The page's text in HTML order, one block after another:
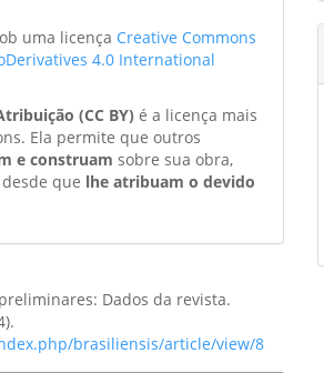
uma licença Creative Commons
4.0 International
(CC BY) é a licença mais
Ela permite que outros
e construam sobre sua obra,
desde que lhe atribuam o devido
Dados da revista.
brasiliensis/article/view/8